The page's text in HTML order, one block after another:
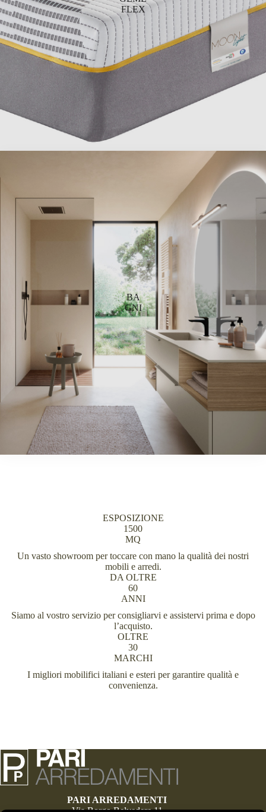
FLEX
BA
GNI
ESPOSIZIONE
1500
MQ
Un vasto showroom per toccare con mano la qualità dei nostri
mobili e arredi.
DA OLTRE
60
ANNI
Siamo al vostro servizio per consigliarvi e assistervi prima e dopo
l’acquisto.
OLTRE
30
MARCHI
I migliori mobilifici italiani e esteri per garantire qualità e
convenienza.
PARI ARREDAMENTI